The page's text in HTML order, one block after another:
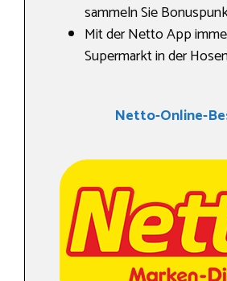
sammeln Sie
Mit der Netto App
Supermarkt in der
Netto-Online-